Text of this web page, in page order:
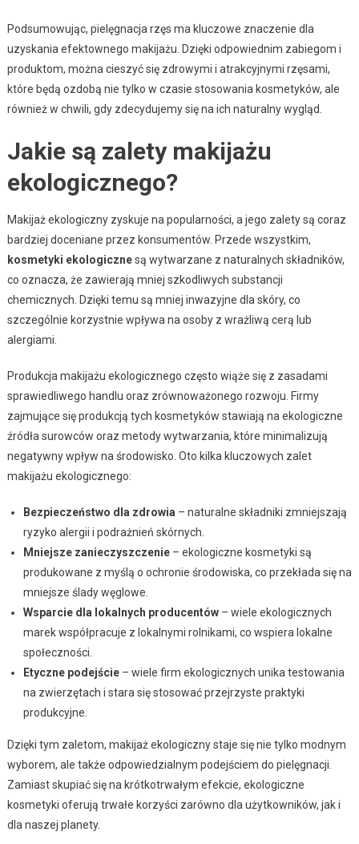
Podsumowując, pielęgnacja rzęs ma kluczowe znaczenie dla
uzyskania efektownego makijażu. Dzięki odpowiednim zabiegom i
produktom, można cieszyć się zdrowymi i atrakcyjnymi rzęsami,
które będą ozdobą nie tylko w czasie stosowania kosmetyków, ale
również w chwili, gdy zdecydujemy się na ich naturalny wygląd.
Jakie są zalety makijażu
ekologicznego?
Makijaż ekologiczny zyskuje na popularności, a jego zalety są coraz
bardziej doceniane przez konsumentów. Przede wszystkim,
kosmetyki ekologicznesą wytwarzane z naturalnych składników,
co oznacza, że zawierają mniej szkodliwych substancji
chemicznych. Dzięki temu są mniej inwazyjne dla skóry, co
szczególnie korzystnie wpływa na osoby z wrażliwą cerą lub
alergiami.
Produkcja makijażu ekologicznego często wiąże się z zasadami
sprawiedliwego handlu oraz zrównoważonego rozwoju. Firmy
zajmujące się produkcją tych kosmetyków stawiają na ekologiczne
źródła surowców oraz metody wytwarzania, które minimalizują
negatywny wpływ na środowisko. Oto kilka kluczowych zalet
makijażu ekologicznego:
Bezpieczeństwo dla zdrowia – naturalne składniki zmniejszają
ryzyko alergii i podrażnień skórnych.
Mniejsze zanieczyszczenie– ekologiczne kosmetyki są
produkowane z myślą o ochronie środowiska, co przekłada się na
mniejsze ślady węglowe.
Wsparcie dla lokalnych producentów– wiele ekologicznych
marek współpracuje z lokalnymi rolnikami, co wspiera lokalne
społeczności.
Etyczne podejście– wiele firm ekologicznych unika testowania
na zwierzętach i stara się stosować przejrzyste praktyki
produkcyjne.
Dzięki tym zaletom, makijaż ekologiczny staje się nie tylko modnym
wyborem, ale także odpowiedzialnym podejściem do pielęgnacji.
Zamiast skupiać się na krótkotrwałym efekcie, ekologiczne
kosmetyki oferują trwałe korzyści zarówno dla użytkowników, jak i
dla naszej planety.